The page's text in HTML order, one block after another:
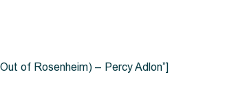
of Rosenheim) – Percy Adlon”]